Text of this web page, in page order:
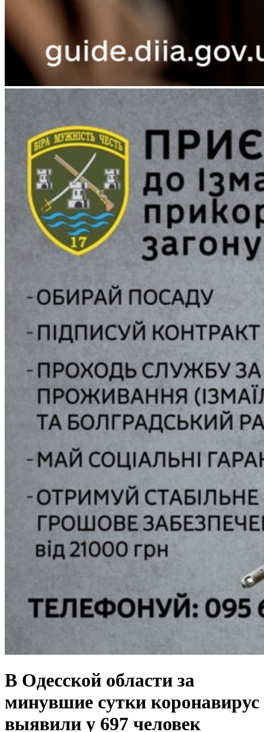
В Одесской области за
минувшие сутки коронавирус
выявили у 697 человек